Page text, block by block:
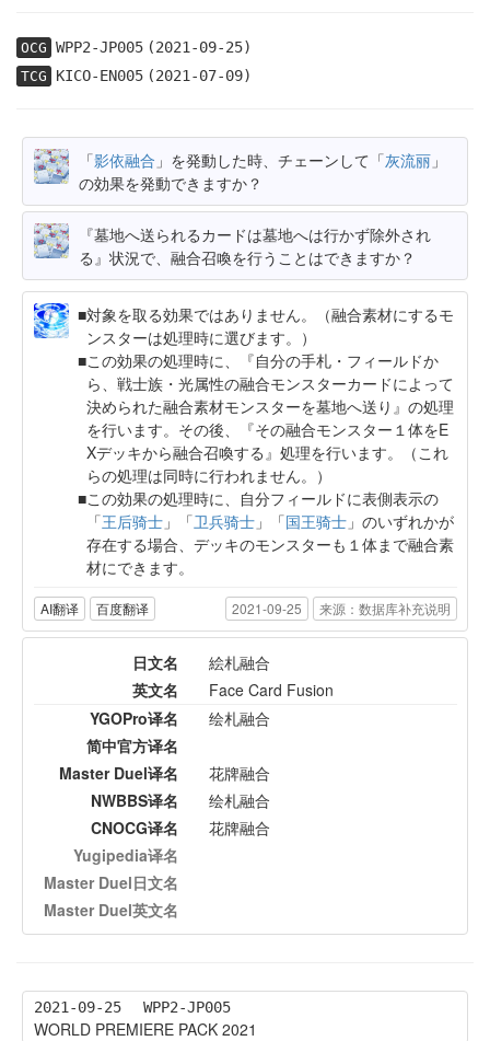
OCG WPP2-JP005(2021-09-25)
TCG KICO-EN005(2021-07-09)
「影依融合 」を発動した時、チェーンして「灰流丽 」
の効果を発動できますか？
『墓地へ送られるカードは墓地へは行かず除外され
る』状況で、融合召喚を行うことはできますか？
対象を取る効果ではありません。（融合素材にするモ
ンスターは処理時に選びます。）
この効果の処理時に、『自分の手札・フィールドか
ら、戦士族・光属性の融合モンスターカードによって
決められた融合素材モンスターを墓地へ送り』の処理
を行います。その後、『その融合モンスター１体をE
Xデッキから融合召喚する』処理を行います。（これ
らの処理は同時に行われません。）
この効果の処理時に、自分フィールドに表側表示の
「王后骑士 」「卫兵骑士 」「国王骑士 」のいずれかが
存在する場合、デッキのモンスターも１体まで融合素
材にできます。
AI翻译 百度翻译 2021-09-25 来源：数据库补充说明
日文名
絵札融合
英文名
Face Card Fusion
YGOPro译名
绘札融合
简中官方译名
Master Duel译名
花牌融合
NWBBS译名
绘札融合
CNOCG译名
花牌融合
Yugipedia译名
Master Duel日文名
Master Duel英文名
2021-09-25 WPP2-JP005
WORLD PREMIERE PACK 2021